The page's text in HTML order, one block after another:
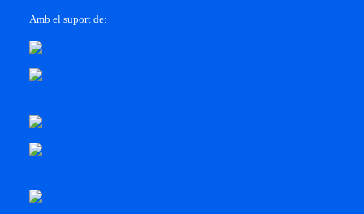
Amb el suport de: